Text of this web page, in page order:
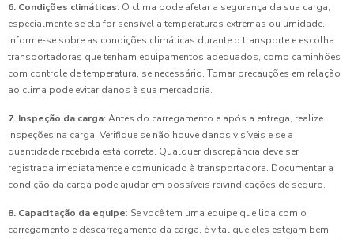
6. Condições climáticas: O clima pode afetar a segurança da sua carga,
especialmente se ela for sensível a temperaturas extremas ou umidade.
Informe-se sobre as condições climáticas durante o transporte e escolha
transportadoras que tenham equipamentos adequados, como caminhões
com controle de temperatura, se necessário. Tomar precauções em relação
ao clima pode evitar danos à sua mercadoria.
7. Inspeção da carga: Antes do carregamento e após a entrega, realize
inspeções na carga. Verifique se não houve danos visíveis e se a
quantidade recebida está correta. Qualquer discrepância deve ser
registrada imediatamente e comunicado à transportadora. Documentar a
condição da carga pode ajudar em possíveis reivindicações de seguro.
8. Capacitação da equipe: Se você tem uma equipe que lida com o
carregamento e descarregamento da carga, é vital que eles estejam bem